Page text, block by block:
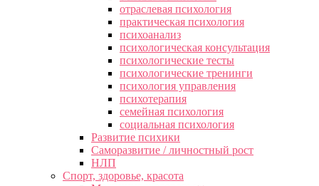
отраслевая психология
практическая психология
психоанализ
психологическая консультация
психологические тесты
психологические тренинги
психология управления
психотерапия
семейная психология
социальная психология
Развитие психики
Саморазвитие / личностный рост
НЛП
Спорт, здоровье, красота